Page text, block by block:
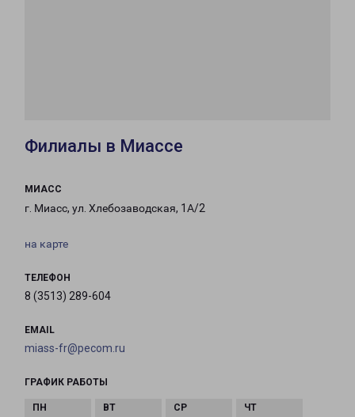
Филиалы в Миассе
МИАСС
г. Миасс, ул. Хлебозаводская, 1А/2
на карте
ТЕЛЕФОН
8 (3513) 289-604
EMAIL
miass-fr@pecom.ru
ГРАФИК РАБОТЫ